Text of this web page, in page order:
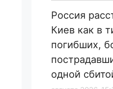
Россия
Киев как в
погибших,
одной